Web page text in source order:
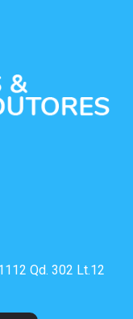
Qd. 302 Lt.12